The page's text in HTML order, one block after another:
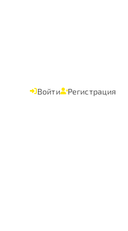
Войти Регистрация